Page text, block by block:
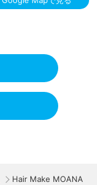
Hair Make MOANA